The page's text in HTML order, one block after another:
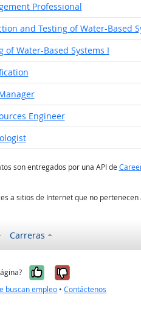
Professional
and Testing of Water-Based
of Water-Based Systems I
Engineer
son entregados por una API de
a sitios de Internet que no
Carreras
Sí, fue útil
No, no fue
buscan empleo •Contáctenos